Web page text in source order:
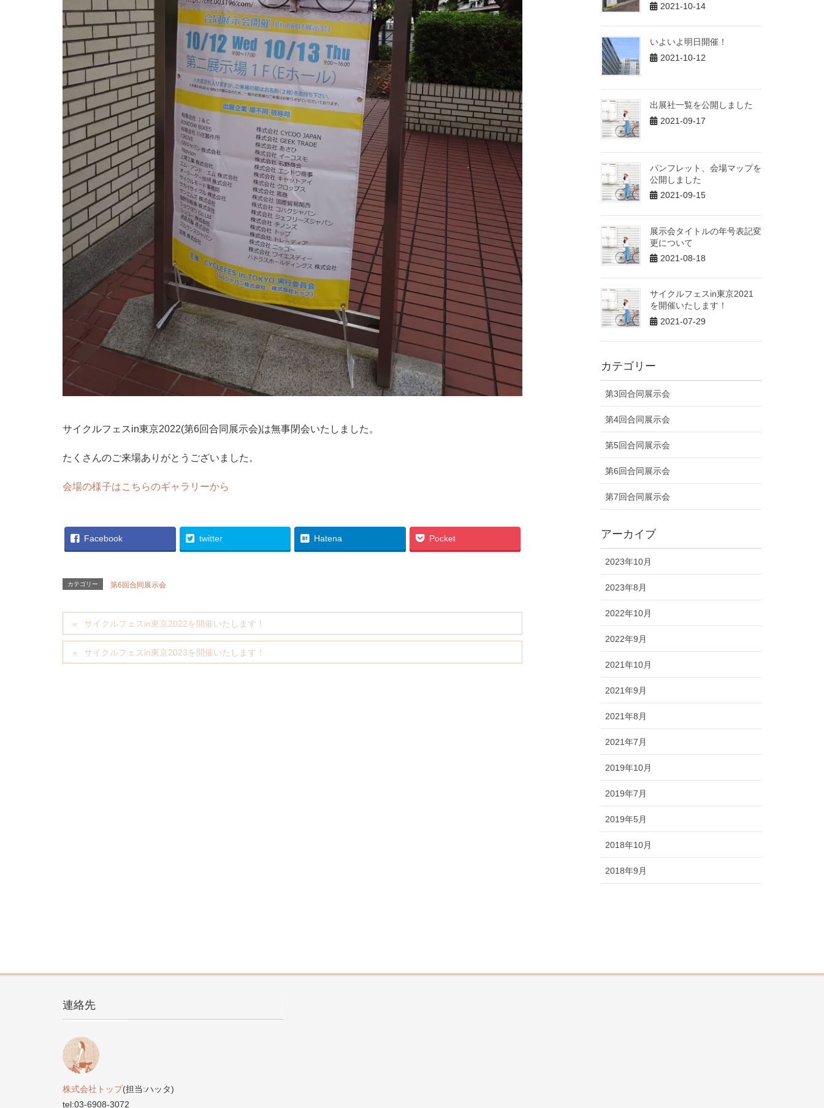
サイクルフェスin東京2022(第6回合同展示会)は無事閉会いたしました。
たくさんのご来場ありがとうございました。
会場の様子はこちらのギャラリーから
Facebook twitter Hatena Pocket
カテゴリー 第6回合同展示会
サイクルフェスin東京2022を開催いたします！
サイクルフェスin東京2023を開催いたします！
2021-10-14
いよいよ明日開催！
2021-10-12
出展社一覧を公開しました
2021-09-17
パンフレット、会場マップを
公開しました
2021-09-15
展示会タイトルの年号表記変
更について
2021-08-18
サイクルフェスin東京2021
を開催いたします！
2021-07-29
カテゴリー
第3回合同展示会
第4回合同展示会
第5回合同展示会
第6回合同展示会
第7回合同展示会
アーカイブ
2023年10月
2023年8月
2022年10月
2022年9月
2021年10月
2021年9月
2021年8月
2021年7月
2019年10月
2019年7月
2019年5月
2018年10月
2018年9月
連絡先
株式会社トップ(担当:ハッタ)
tel:03-6908-3072